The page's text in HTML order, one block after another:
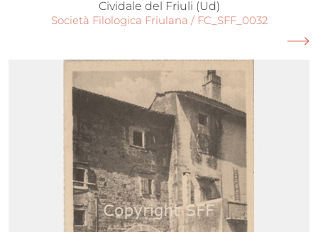
Cividale del Friuli (Ud)
Società Filologica Friulana / FC_SFF_0032